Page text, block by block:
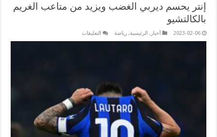
إنتر يحسم ديربي الغضب ويزيد من متاعب الغريم
بالكالتشيو
2023-02-06 أخبار , الرئيسية,رياضة التعليقات
بالكالتشيو
مغلقة